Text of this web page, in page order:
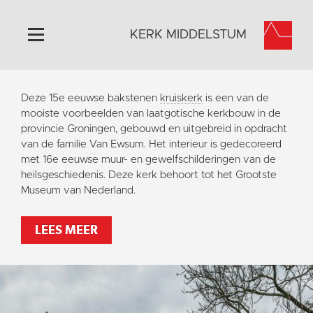
Home
Algemeen
Historie
Omgeving
Het Grootste Museum
Steun ons
KERK MIDDELSTUM
Deze 15e eeuwse bakstenen kruiskerk is een van de
mooiste voorbeelden van laatgotische kerkbouw in de
provincie Groningen, gebouwd en uitgebreid in opdracht
van de familie Van Ewsum. Het interieur is gedecoreerd
met 16e eeuwse muur- en gewelfschilderingen van de
heilsgeschiedenis. Deze kerk behoort tot het Grootste
Museum van Nederland.
LEES MEER